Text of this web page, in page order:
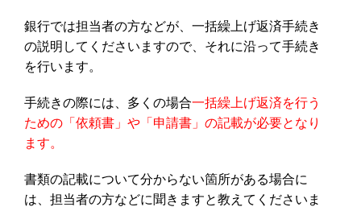
銀行では担当者の方などが、一括繰上げ返済手続き
の説明してくださいますので、それに沿って手続き
を行います。
手続きの際には、多くの場合一括繰上げ返済を行う
ための「依頼書」や「申請書」の記載が必要となり
ます。
書類の記載について分からない箇所がある場合に
は、担当者の方などに聞きますと教えてくださいま